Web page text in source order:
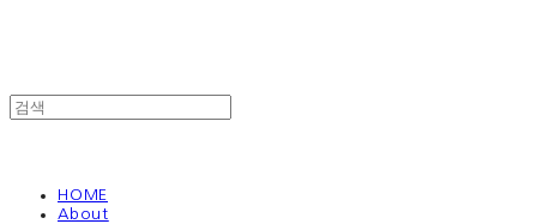
HOME
About